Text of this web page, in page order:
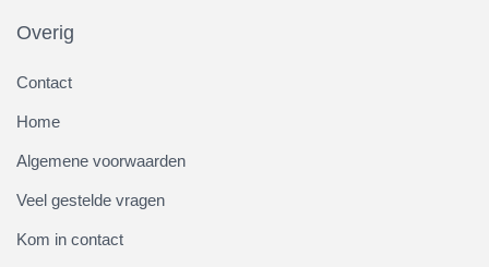
Overig
Contact
Home
Algemene voorwaarden
Veel gestelde vragen
Kom in contact